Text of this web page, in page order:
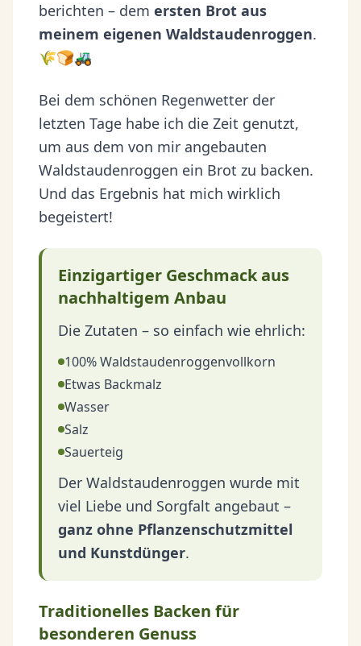
berichten – dem ersten Brot aus
meinem eigenen Waldstaudenroggen.
🌾🍞🚜
Bei dem schönen Regenwetter der
letzten Tage habe ich die Zeit genutzt,
um aus dem von mir angebauten
Waldstaudenroggen ein Brot zu backen.
Und das Ergebnis hat mich wirklich
begeistert!
Einzigartiger Geschmack aus
nachhaltigem Anbau
Die Zutaten – so einfach wie ehrlich:
100% Waldstaudenroggenvollkorn
Etwas Backmalz
Wasser
Salz
Sauerteig
Der Waldstaudenroggen wurde mit
viel Liebe und Sorgfalt angebaut –
ganz ohne Pflanzenschutzmittel
und Kunstdünger.
Traditionelles Backen für
besonderen Genuss